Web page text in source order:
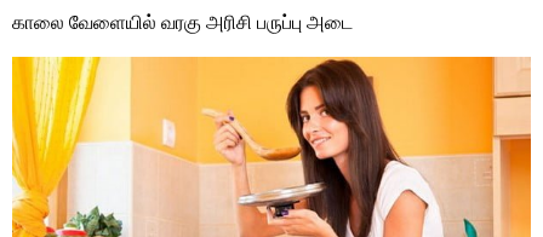
காலை வேளையில் வரகு அரிசி பருப்பு அடை